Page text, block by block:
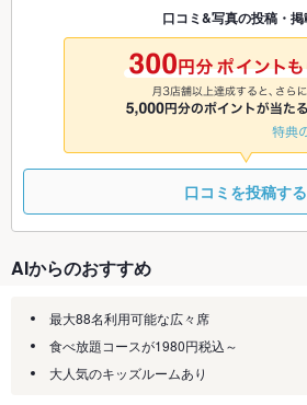
◎ ◎
9/7
◎ ◎
口コミ&写真の投稿・掲
口コミを投稿する
AIからのおすすめ
最大88名利用可能な広々席
食べ放題コースが1980円税込～
大人気のキッズルームあり